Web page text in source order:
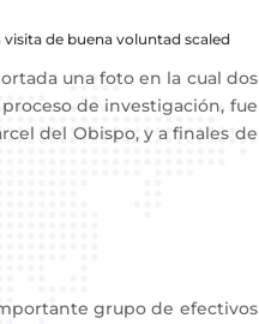
visita de buena voluntad scaled
una foto en la cual dos
de investigación, fue
del Obispo, y a finales de
grupo de efectivos